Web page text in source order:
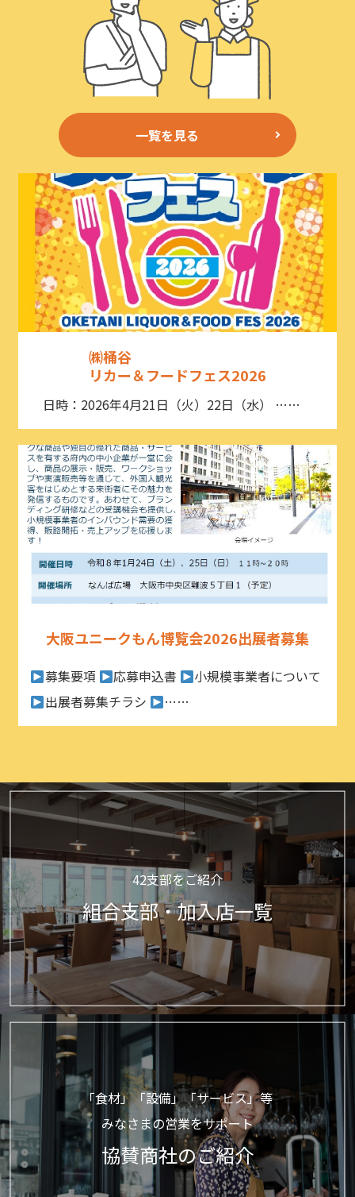
一覧を見る
㈱桶谷
リカー＆フードフェス2026
日時：2026年4月21日（火）22日（水） ……
大阪ユニークもん博覧会2026出展者募集
募集要項 応募申込書
小規模事業者について
出展者募集チラシ
……
42支部をご紹介
組合支部・加入店一覧
「食材」「設備」「サービス」等
みなさまの営業をサポート
協賛商社のご紹介